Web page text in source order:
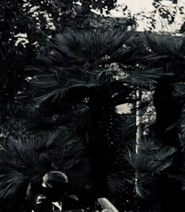
Trottinettes :
paracetamol de
?
Lime, Bird, Jump…
parle d’elles. Ces
trottinettes…